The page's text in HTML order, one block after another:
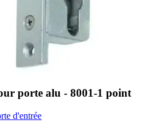
porte alu - 8001-1 point
d'entrée